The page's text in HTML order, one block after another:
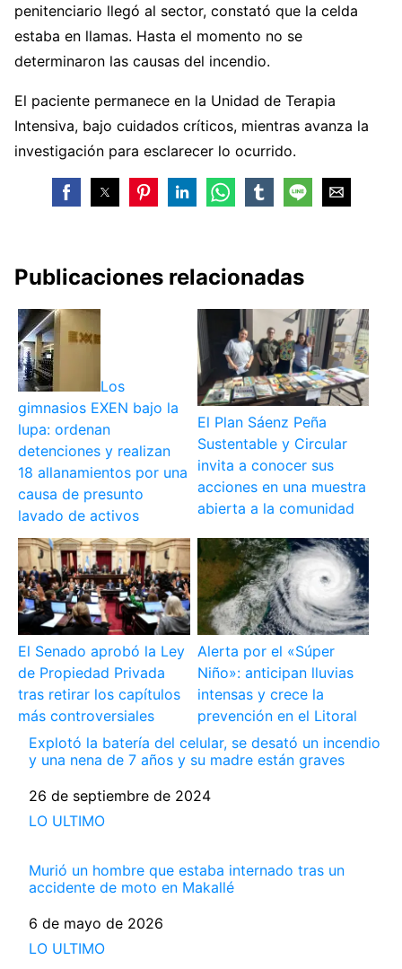
penitenciario llegó al sector, constató que la celda
estaba en llamas. Hasta el momento no se
determinaron las causas del incendio.
El paciente permanece en la Unidad de Terapia
Intensiva, bajo cuidados críticos, mientras avanza la
investigación para esclarecer lo ocurrido.
Publicaciones relacionadas
Los
gimnasios EXEN bajo la
lupa: ordenan
detenciones y realizan
18 allanamientos por una
causa de presunto
lavado de activos
El Plan Sáenz Peña
Sustentable y Circular
invita a conocer sus
acciones en una muestra
abierta a la comunidad
El Senado aprobó la Ley
de Propiedad Privada
tras retirar los capítulos
más controversiales
Alerta por el «Súper
Niño»: anticipan lluvias
intensas y crece la
prevención en el Litoral
Explotó la batería del celular, se desató un incendio
y una nena de 7 años y su madre están graves
Fecha
26 de septiembre de 2024
Respecto a
LO ULTIMO
Murió un hombre que estaba internado tras un
accidente de moto en Makallé
Fecha
6 de mayo de 2026
Respecto a
LO ULTIMO